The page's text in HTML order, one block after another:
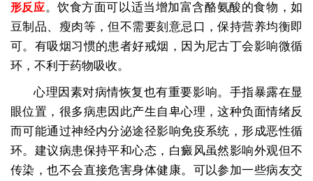
形反应。饮食方面可以适当增加富含酪氨酸的食物，如
豆制品、瘦肉等，但不需要刻意忌口，保持营养均衡即
可。有吸烟习惯的患者好戒烟，因为尼古丁会影响微循
环，不利于药物吸收。
心理因素对病情恢复也有重要影响。手指暴露在显
眼位置，很多病患因此产生自卑心理，这种负面情绪反
而可能通过神经内分泌途径影响免疫系统，形成恶性循
环。建议病患保持平和心态，白癜风虽然影响外观但不
传染，也不会直接危害身体健康。可以参加一些病友交